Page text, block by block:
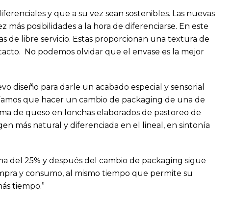
y que a su vez sean sostenibles. Las nuevas
posibilidades a la hora de diferenciarse. En este
de libre servicio. Estas proporcionan una textura de
No podemos olvidar que el envase es la mejor
diseño para darle un acabado especial y sensorial
que hacer un cambio de packaging de una de
de queso en lonchas elaborados de pastoreo de
más natural y diferenciada en el lineal, en sintonía
del 25% y después del cambio de packaging sigue
y consumo, al mismo tiempo que permite su
tiempo.”